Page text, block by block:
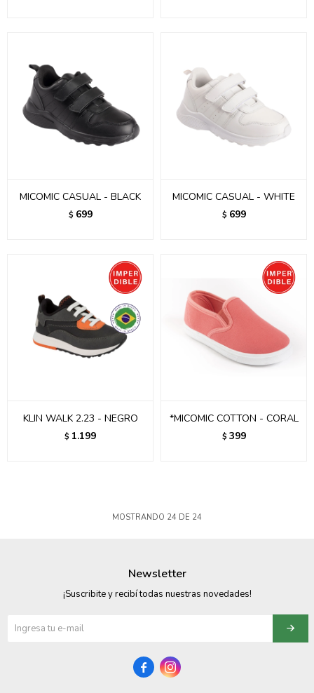
MICOMIC CASUAL - BLACK
$ 699
MICOMIC CASUAL - WHITE
$ 699
KLIN WALK 2.23 - NEGRO
$ 1.199
*MICOMIC COTTON - CORAL
$ 399
MOSTRANDO 24 DE 24
Newsletter
¡Suscribite y recibí todas nuestras novedades!
 